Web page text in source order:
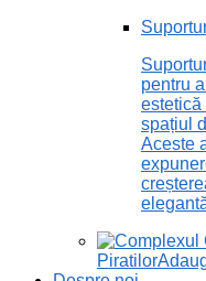
pentru
estetică
spațiul
Aceste
Piratilor